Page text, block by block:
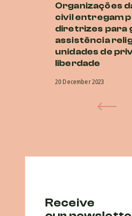
Organizações
civil entregam
diretrizes para
assistência
unidades de
liberdade
20 December 2023
Receive